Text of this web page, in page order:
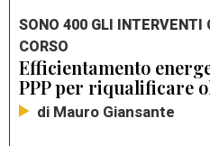
SONO 400 GLI INTERVENTI
CORSO
Efficientamento
PPP per riqualificare
di Mauro Giansante